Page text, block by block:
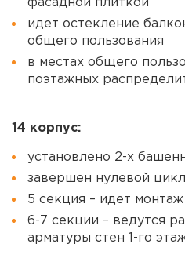
фасадной плиткой
идет остекление
общего пользования
в местах общего
поэтажных
14 корпус:
установлено 2-х
завершен нулевой цикл
5 секция – идет монтаж
6-7 секции – ведутся
арматуры стен 1-го